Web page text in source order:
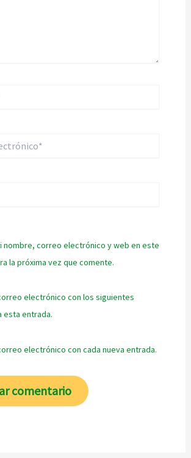
nombre, correo electrónico y web en este
la próxima vez que comente.
electrónico con los siguientes
esta entrada.
electrónico con cada nueva entrada.